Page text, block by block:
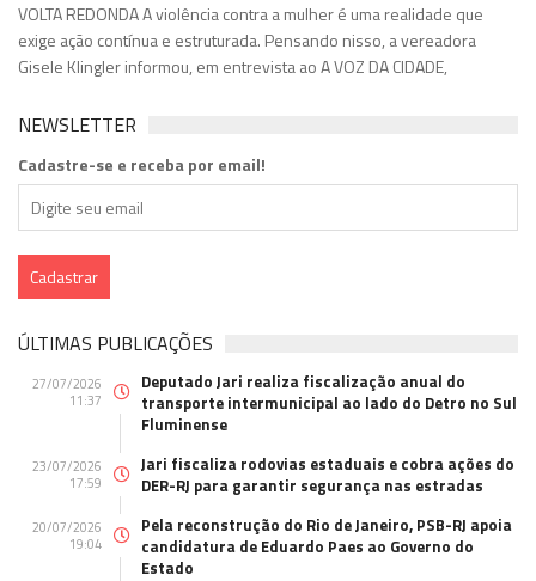
VOLTA REDONDA A violência contra a mulher é uma realidade que
exige ação contínua e estruturada. Pensando nisso, a vereadora
Gisele Klingler informou, em entrevista ao A VOZ DA CIDADE,
NEWSLETTER
Cadastre-se e receba por email!
ÚLTIMAS PUBLICAÇÕES
27/07/2026
11:37
Deputado Jari realiza fiscalização anual do
transporte intermunicipal ao lado do Detro no Sul
Fluminense
23/07/2026
17:59
Jari fiscaliza rodovias estaduais e cobra ações do
DER-RJ para garantir segurança nas estradas
20/07/2026
19:04
Pela reconstrução do Rio de Janeiro, PSB-RJ apoia
candidatura de Eduardo Paes ao Governo do
Estado